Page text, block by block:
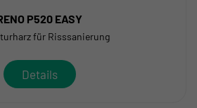
P520 EASY
für Risssanierung
Details